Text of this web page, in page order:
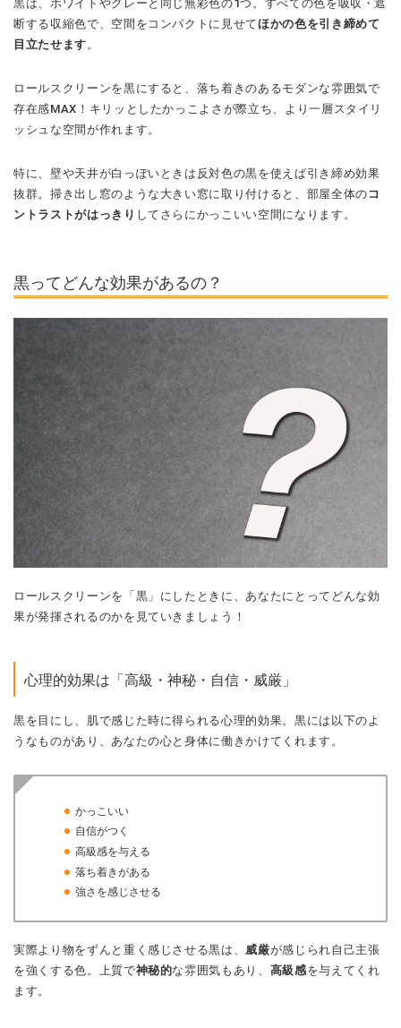
黒は、ホワイトやグレーと同じ無彩色の1つ。すべての色を吸収・遮
断する収縮色で、空間をコンパクトに見せてほかの色を引き締めて
目立たせます 。
ロールスクリーンを黒にすると、落ち着きのあるモダンな雰囲気で
存在感MAX！キリッとしたかっこよさが際立ち、より一層スタイリ
ッシュな空間が作れます。
特に、壁や天井が白っぽいときは反対色の黒を使えば引き締め効果
抜群。掃き出し窓のような大きい窓に取り付けると、部屋全体の コ
ントラストがはっきり してさらにかっこいい空間になります。
黒ってどんな効果があるの？
ロールスクリーンを「黒」にしたときに、あなたにとってどんな効
果が発揮されるのかを見ていきましょう！
心理的効果は「高級・神秘・自信・威厳」
黒を目にし、肌で感じた時に得られる心理的効果。黒には以下のよ
うなものがあり、あなたの心と身体に働きかけてくれます。
かっこいい
自信がつく
高級感を与える
落ち着きがある
強さを感じさせる
実際より物をずんと重く感じさせる黒は、 威厳が感じられ自己主張
を強くする色。上質で神秘的な雰囲気もあり、 高級感を与えてくれ
ます。